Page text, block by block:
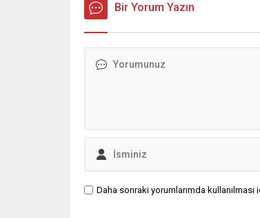
şekillenmesinde rol oynayacak.
Bedelli askerlik bedeli, memur
maaşlarına yapılan zamların temel
maaş katsayılarındaki...
Bir Yorum Yazın
Daha sonraki yorumlarımda